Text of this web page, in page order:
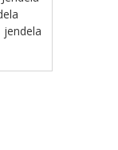
jendela